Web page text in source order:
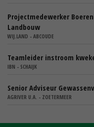
Projectmedewerker
Landbouw
WIJ.LAND - ABCOUDE
Teamleider instroom
IBN - SCHAIJK
Senior Adviseur
AGRIVER U.A. - ZOETERMEER